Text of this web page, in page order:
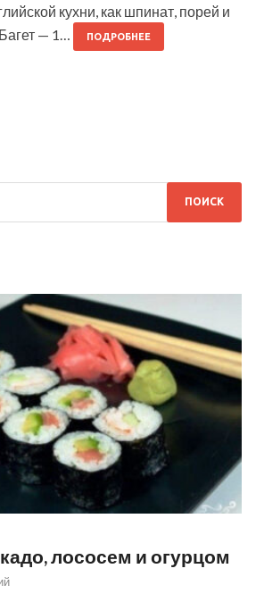
кухни, как шпинат, порей и
— 1…
ПОДРОБНЕЕ
лососем и огурцом